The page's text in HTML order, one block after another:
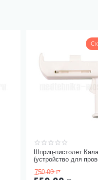
Шприц-пистолет
(устройство для
одноразовыми)
750.00 Р